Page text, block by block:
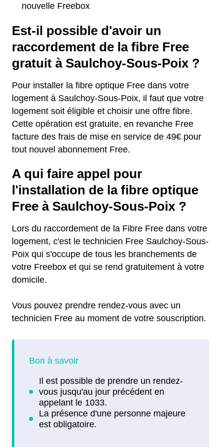
nouvelle Freebox
Est-il possible d'avoir un
raccordement de la fibre Free
gratuit à Saulchoy-Sous-Poix ?
Pour installer la fibre optique Free dans votre
logement à Saulchoy-Sous-Poix, il faut que votre
logement soit éligible et choisir une offre fibre.
Cette opération est gratuite, en revanche Free
facture des frais de mise en service de 49€ pour
tout nouvel abonnement Free.
A qui faire appel pour
l'installation de la fibre optique
Free à Saulchoy-Sous-Poix ?
Lors du raccordement de la Fibre Free dans votre
logement, c'est le technicien Free Saulchoy-Sous-
Poix qui s'occupe de tous les branchements de
votre Freebox et qui se rend gratuitement à votre
domicile.
Vous pouvez prendre rendez-vous avec un
technicien Free au moment de votre souscription.